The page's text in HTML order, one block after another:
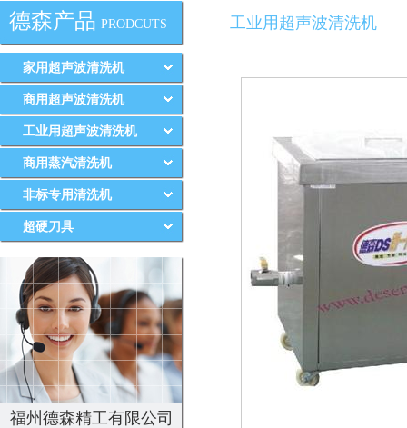
德森产品 PRODCUTS
家用超声波清洗机
商用超声波清洗机
工业用超声波清洗机
商用蒸汽清洗机
非标专用清洗机
超硬刀具
福州德森精工有限公司
工业用超声波清洗机